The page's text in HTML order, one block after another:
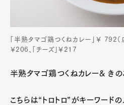
「半熟タマゴ鶏つくねカレー」￥ 792（
￥206、「チーズ」￥217
半熟タマゴ鶏つくねカレー& き
こちらは“トロトロ”がキーワード